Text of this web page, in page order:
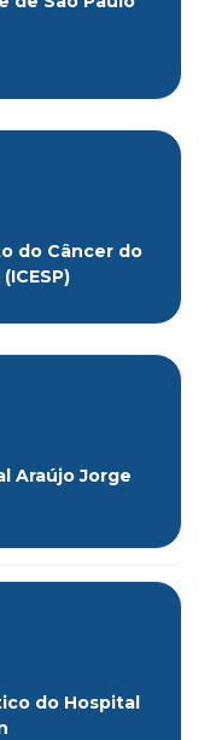
do Câncer do
Araújo Jorge
do Hospital